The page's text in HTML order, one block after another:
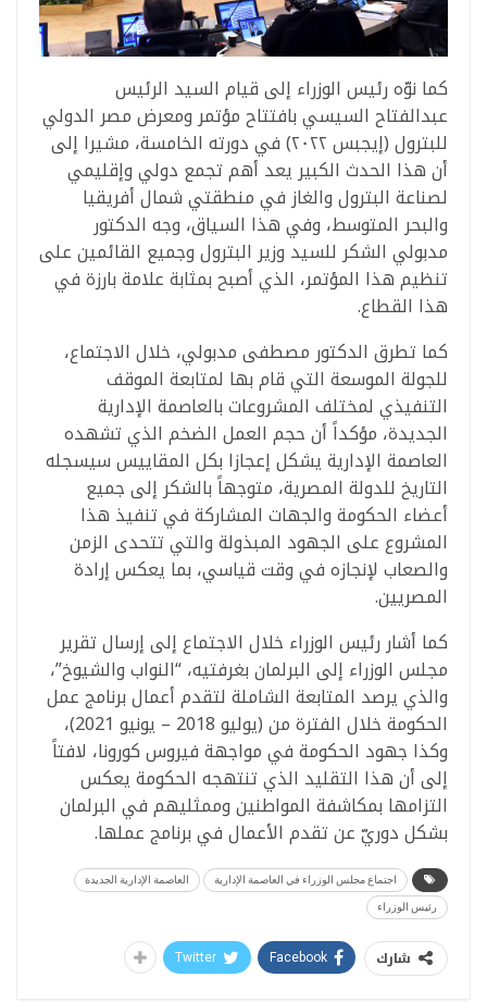
كما نوّه رئيس الوزراء إلى قيام السيد الرئيس
عبدالفتاح السيسي بافتتاح مؤتمر ومعرض مصر الدولي
للبترول (إيجبس ٢٠٢٢) في دورته الخامسة، مشيرا إلى
أن هذا الحدث الكبير يعد أهم تجمع دولي وإقليمي
لصناعة البترول والغاز في منطقتي شمال أفريقيا
والبحر المتوسط، وفي هذا السياق، وجه الدكتور
مدبولي الشكر للسيد وزير البترول وجميع القائمين على
تنظيم هذا المؤتمر، الذي أصبح بمثابة علامة بارزة في
هذا القطاع.
كما تطرق الدكتور مصطفى مدبولي، خلال الاجتماع،
للجولة الموسعة التي قام بها لمتابعة الموقف
التنفيذي لمختلف المشروعات بالعاصمة الإدارية
الجديدة، مؤكداً أن حجم العمل الضخم الذي تشهده
العاصمة الإدارية يشكل إعجازا بكل المقاييس سيسجله
التاريخ للدولة المصرية، متوجهاً بالشكر إلى جميع
أعضاء الحكومة والجهات المشاركة في تنفيذ هذا
المشروع على الجهود المبذولة والتي تتحدى الزمن
والصعاب لإنجازه في وقت قياسي، بما يعكس إرادة
المصريين.
كما أشار رئيس الوزراء خلال الاجتماع إلى إرسال تقرير
مجلس الوزراء إلى البرلمان بغرفتيه، “النواب والشيوخ”،
والذي يرصد المتابعة الشاملة لتقدم أعمال برنامج عمل
الحكومة خلال الفترة من (يوليو 2018 – يونيو 2021)،
وكذا جهود الحكومة في مواجهة فيروس كورونا، لافتاً
إلى أن هذا التقليد الذي تنتهجه الحكومة يعكس
التزامها بمكاشفة المواطنين وممثليهم في البرلمان
بشكل دوريّ عن تقدم الأعمال في برنامج عملها.
اجتماع مجلس الوزراء في العاصمة الإدارية العاصمة الإدارية الجديدة
رئيس الوزراء
شارك Facebook
Twitter